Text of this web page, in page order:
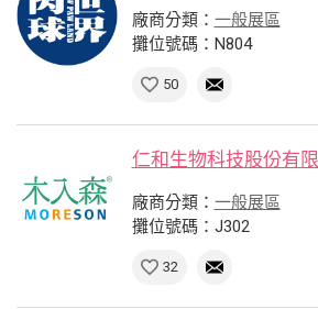
廠商分類： 一般展區
攤位號碼：N804
50
仁和生物科技股份有
廠商分類： 一般展區
攤位號碼：J302
32